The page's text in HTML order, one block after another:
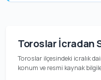
Toroslar İcradan
Toroslar ilçesindeki icralık
konum ve resmi kaynak